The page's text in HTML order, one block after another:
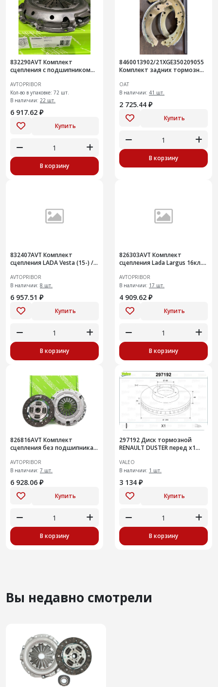
832290AVT Комплект
сцепления с подшипником
2180GB
AVTOPRIBOR
Кол-во в упаковке: 72 шт.
В наличии: 22 шт.
6 917.62 ₽
Купить
В корзину
8460013902/21XGE350209055
Комплект задних тормозных
ОАТ
В наличии: 41 шт.
2 725.44 ₽
Купить
В корзину
832407AVT Комплект
сцепления LADA Vesta (15-) /
AVTOPRIBOR
В наличии: 8 шт.
6 957.51 ₽
Купить
В корзину
826303AVT Комплект
сцепления Lada Largus 16кл.
(без подшипника) замена
826853AVT
AVTOPRIBOR
В наличии: 17 шт.
4 909.62 ₽
Купить
В корзину
826816AVT Комплект
сцепления без подшипника
AVTOPRIBOR
В наличии: 7 шт.
6 928.06 ₽
Купить
В корзину
297192 Диск тормозной
RENAULT DUSTER перед x1
VALEO
В наличии: 1 шт.
3 134 ₽
Купить
В корзину
Вы недавно смотрели